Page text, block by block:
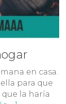
en casa.
para que
la haría